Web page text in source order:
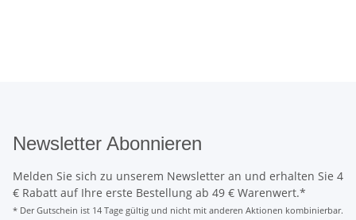
Newsletter Abonnieren
Melden Sie sich zu unserem Newsletter an und erhalten Sie 4
€ Rabatt auf Ihre erste Bestellung ab 49 € Warenwert.*
* Der Gutschein ist 14 Tage gültig und nicht mit anderen Aktionen kombinierbar.